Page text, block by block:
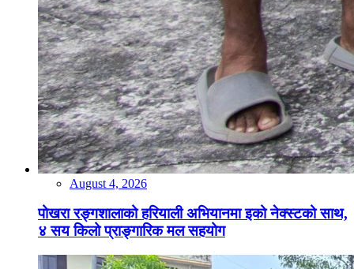
August 4, 2026
पोखरा रङ्गशालाको हरियाली अभियानमा इको नेक्स्टको साथ,
४ सय किलो प्राङ्गारिक मल सहयोग